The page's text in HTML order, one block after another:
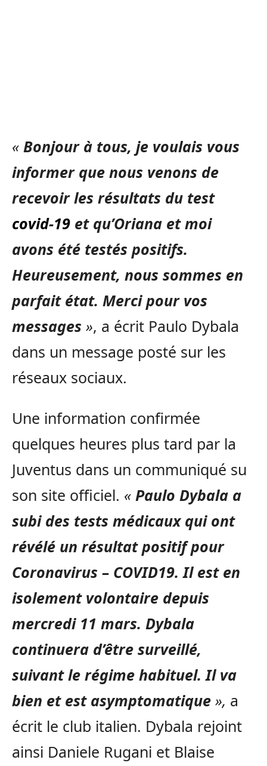
« Bonjour à tous, je voulais vous
informer que nous venons de
recevoir les résultats du test
covid-19 et qu’Oriana et moi
avons été testés positifs.
Heureusement, nous sommes en
parfait état. Merci pour vos
messages », a écrit Paulo Dybala
dans un message posté sur les
réseaux sociaux.
Une information confirmée
quelques heures plus tard par la
Juventus dans un communiqué su
son site officiel. « Paulo Dybala a
subi des tests médicaux qui ont
révélé un résultat positif pour
Coronavirus – COVID19. Il est en
isolement volontaire depuis
mercredi 11 mars. Dybala
continuera d’être surveillé,
suivant le régime habituel. Il va
bien et est asymptomatique », a
écrit le club italien. Dybala rejoint
ainsi Daniele Rugani et Blaise